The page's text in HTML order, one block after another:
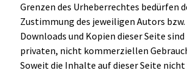
Grenzen des Urheberrechtes bedürfen
Zustimmung des jeweiligen Autors
Downloads und Kopien dieser Seite
privaten, nicht kommerziellen
Soweit die Inhalte auf dieser Seite